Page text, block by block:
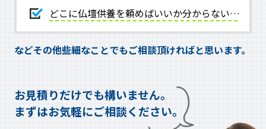
どこに仏壇供養を頼めばいいか分からない…
などその他些細なことでもご相談頂ければと思います。
お見積りだけでも構いません。
まずはお気軽にご相談ください。